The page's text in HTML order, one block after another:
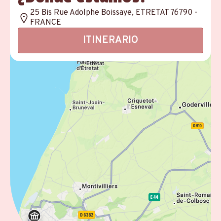
25 Bis Rue Adolphe Boissaye, ETRETAT 76790 -
FRANCE
ITINERARIO